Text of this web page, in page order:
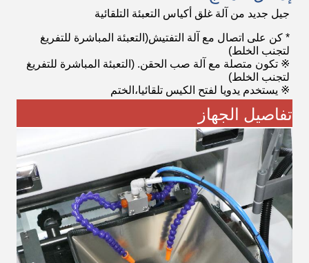
جيل جديد من آلة غلق أكياس التعبئة التلقائية
* كن على اتصال مع آلة التفتيش(التعبئة المباشرة للتفريغ
لتجنب الخلط)
※ تكون متصلة مع آلة صب الحقن. (التعبئة المباشرة للتفريغ
لتجنب الخلط)
※ يستخدم يدويا لفتح الكيس تلقائيا،الختم
تفاصيل الجهاز